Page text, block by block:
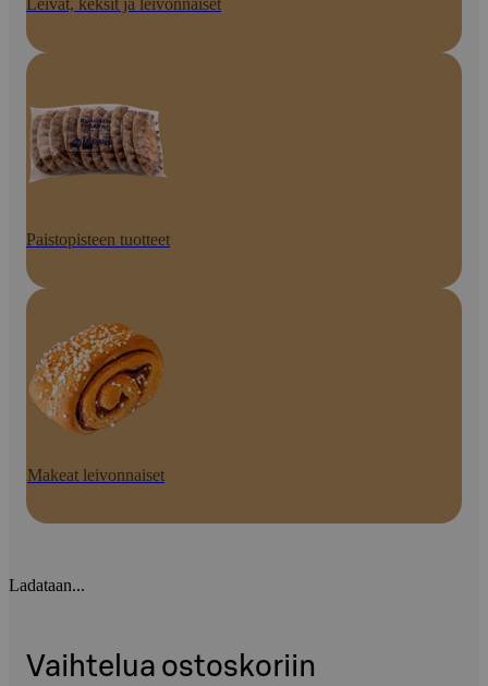
Paistopisteen tuotteet
Makeat leivonnaiset
Ladataan...
Vaihtelua ostoskoriin